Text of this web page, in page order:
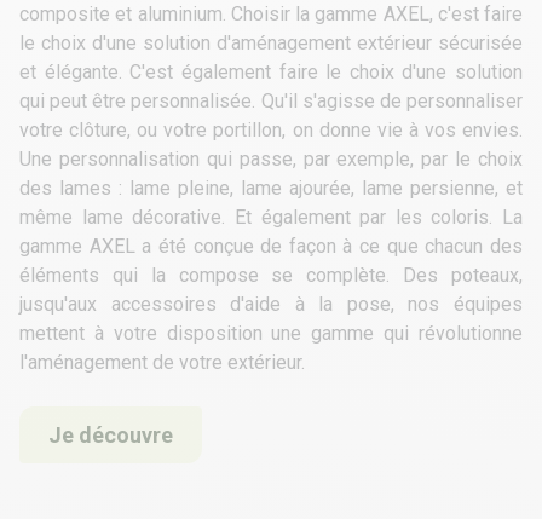
composite et aluminium. Choisir la gamme AXEL, c'est faire
le choix d'une solution d'aménagement extérieur sécurisée
et élégante. C'est également faire le choix d'une solution
qui peut être personnalisée. Qu'il s'agisse de personnaliser
votre clôture, ou votre portillon, on donne vie à vos envies.
Une personnalisation qui passe, par exemple, par le choix
des lames : lame pleine, lame ajourée, lame persienne, et
même lame décorative. Et également par les coloris. La
gamme AXEL a été conçue de façon à ce que chacun des
éléments qui la compose se complète. Des poteaux,
jusqu'aux accessoires d'aide à la pose, nos équipes
mettent à votre disposition une gamme qui révolutionne
l'aménagement de votre extérieur.
Je découvre